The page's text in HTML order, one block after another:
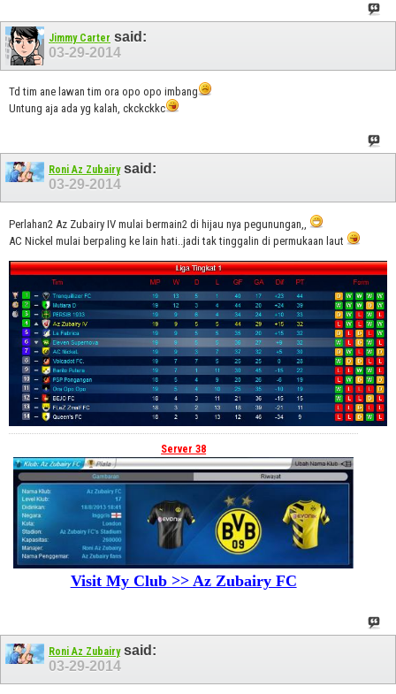
Jimmy Carter said:
03-29-2014
Td tim ane lawan tim ora opo opo imbang
Untung aja ada yg kalah, ckckckkc
Roni Az Zubairysaid:
03-29-2014
Perlahan2 Az Zubairy IV mulai bermain2 di hijau nya pegunungan,,
AC Nickel mulai berpaling ke lain hati..jadi tak tinggalin di permukaan laut
Server 38
Visit My Club >> Az Zubairy FC
Roni Az Zubairysaid:
03-29-2014